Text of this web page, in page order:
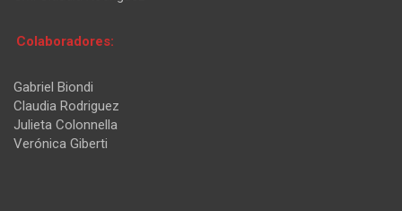
Colaboradores:
Gabriel Biondi
Claudia Rodriguez
Julieta Colonnella
Verónica Giberti